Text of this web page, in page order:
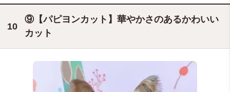
⑨【パピヨンカット】華やかさのあるかわいい
カット